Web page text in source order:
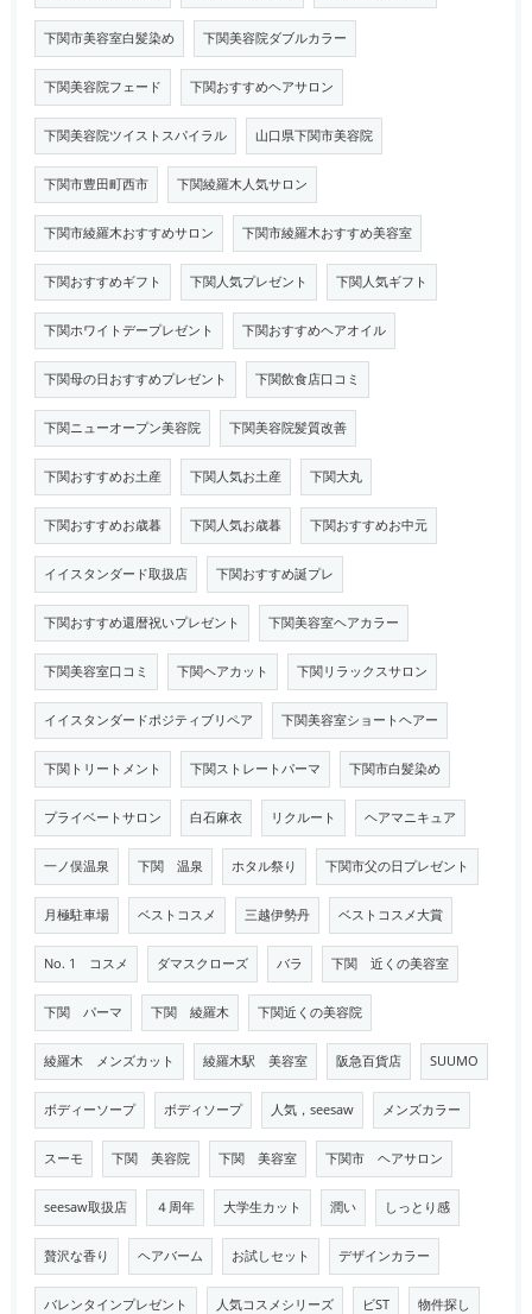
下関市美容室白髪染め 下関美容院ダブルカラー
下関美容院フェード 下関おすすめヘアサロン
下関美容院ツイストスパイラル 山口県下関市美容院
下関市豊田町西市 下関綾羅木人気サロン
下関市綾羅木おすすめサロン 下関市綾羅木おすすめ美容室
下関おすすめギフト 下関人気プレゼント 下関人気ギフト
下関ホワイトデープレゼント 下関おすすめヘアオイル
下関母の日おすすめプレゼント 下関飲食店口コミ
下関ニューオープン美容院 下関美容院髪質改善
下関おすすめお土産 下関人気お土産 下関大丸
下関おすすめお歳暮 下関人気お歳暮 下関おすすめお中元
イイスタンダード取扱店 下関おすすめ誕プレ
下関おすすめ還暦祝いプレゼント 下関美容室ヘアカラー
下関美容室口コミ 下関ヘアカット 下関リラックスサロン
イイスタンダードポジティブリペア 下関美容室ショートヘアー
下関トリートメント 下関ストレートパーマ 下関市白髪染め
プライベートサロン 白石麻衣 リクルート ヘアマニキュア
一ノ俣温泉 下関 温泉 ホタル祭り 下関市父の日プレゼント
月極駐車場 ベストコスメ 三越伊勢丹 ベストコスメ大賞
No. 1 コスメ ダマスクローズ バラ 下関 近くの美容室
下関 パーマ 下関 綾羅木 下関近くの美容院
綾羅木 メンズカット 綾羅木駅 美容室 阪急百貨店 SUUMO
ボディーソープ ボディソープ 人気，seesaw メンズカラー
スーモ 下関 美容院 下関 美容室 下関市 ヘアサロン
seesaw取扱店 ４周年 大学生カット 潤い しっとり感
贅沢な香り ヘアバーム お試しセット デザインカラー
バレンタインプレゼント 人気コスメシリーズ ビST 物件探し